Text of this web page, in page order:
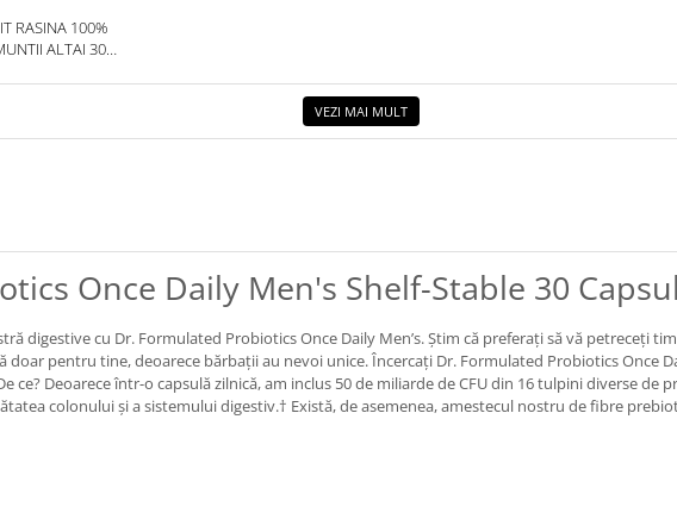
RASINA 100%
ALTAI 30G.
VEZI MAI MULT
Once Daily Men's Shelf-Stable 30
digestive cu Dr. Formulated Probiotics Once Daily Men’s. Știm că preferați să vă petreceți
pentru tine, deoarece bărbații au nevoi unice. Încercați Dr. Formulated Probiotics Once
ce? Deoarece într-o capsulă zilnică, am inclus 50 de miliarde de CFU din 16 tulpini diverse de
colonului și a sistemului digestiv.† Există, de asemenea, amestecul nostru de fibre